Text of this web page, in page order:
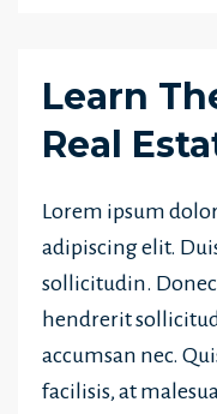
Learn
Real
Lorem ipsum
adipiscing elit.
sollicitudin.
hendrerit
accumsan nec.
facilisis, at